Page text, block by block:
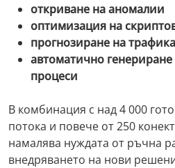
откриване на аномалии
оптимизация на
прогнозиране на трафика
автоматично
процеси
В комбинация с над 4 000
потока и повече от 250
намалява нуждата от ръчна
внедряването на нови